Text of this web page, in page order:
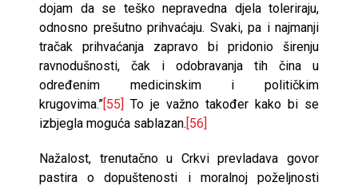
dojam da se teško nepravedna djela toleriraju,
odnosno prešutno prihvaćaju. Svaki, pa i najmanji
tračak prihvaćanja zapravo bi pridonio širenju
ravnodušnosti, čak i odobravanja tih čina u
određenim medicinskim i političkim
krugovima.”[55] To je važno također kako bi se
izbjegla moguća sablazan.[56]
Nažalost, trenutačno u Crkvi prevladava govor
pastira o dopuštenosti i moralnoj poželjnosti